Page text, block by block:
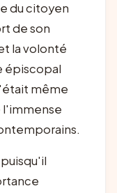
du citoyen
de son
la volonté
épiscopal
même
l'immense